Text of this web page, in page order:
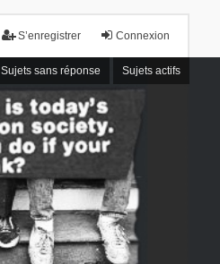
Connexion
S’enregistrer
Sujets sans réponse Sujets actifs